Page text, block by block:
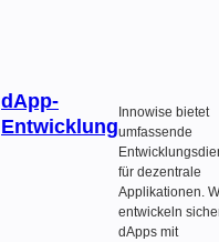
dApp-
Entwicklung
Innowise bietet
umfassende
für dezentrale
Applikationen.
entwickeln
dApps mit